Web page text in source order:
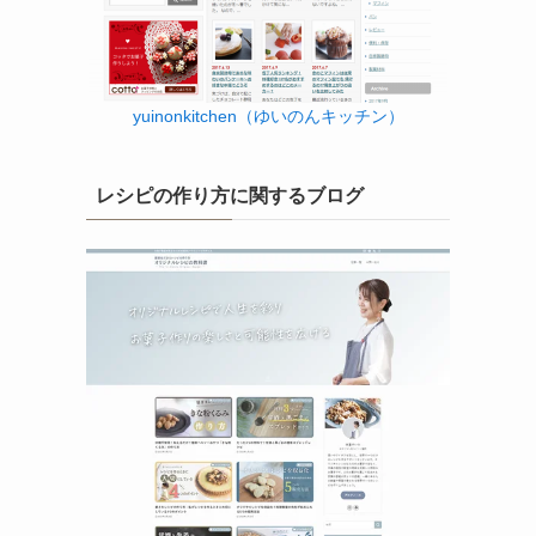
yuinonkitchen（ゆいのんキッチン）
レシピの作り方に関するブログ